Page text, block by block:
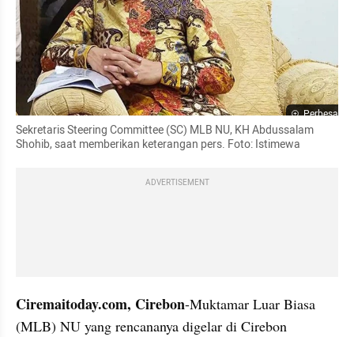
Perbesar
Sekretaris Steering Committee (SC) MLB NU, KH Abdussalam
Shohib, saat memberikan keterangan pers. Foto: Istimewa
ADVERTISEMENT
Ciremaitoday.com, Cirebon-Muktamar Luar Biasa
(MLB) NU yang rencananya digelar di Cirebon